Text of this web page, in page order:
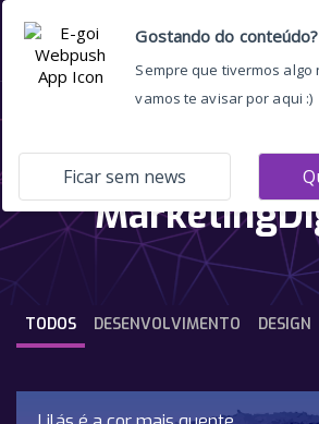
DESENVOLVIMENTO DESIGN
TODOS